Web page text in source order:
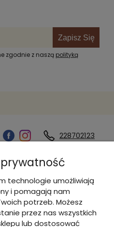
Zapisz Się
zgodnie z naszą polityką
228702123
technologie umożliwiają
i pomagają nam
potrzeb. Możesz
przez nas wszystkich
lub dostosować